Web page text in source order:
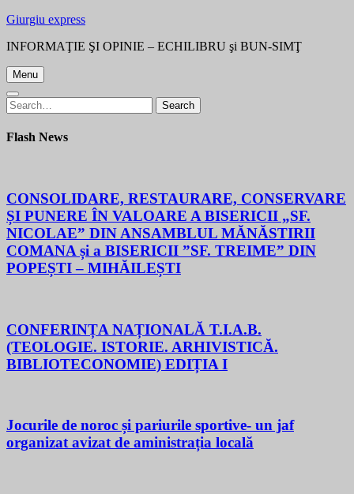
Giurgiu express
INFORMAŢIE ŞI OPINIE – ECHILIBRU şi BUN-SIMŢ
Menu
Search
for:
Search
Flash News
CONSOLIDARE, RESTAURARE, CONSERVARE
ȘI PUNERE ÎN VALOARE A BISERICII „SF.
NICOLAE” DIN ANSAMBLUL MĂNĂSTIRII
COMANA și a BISERICII ”SF. TREIME” DIN
POPEȘTI – MIHĂILEȘTI
CONFERINȚA NAȚIONALĂ T.I.A.B.
(TEOLOGIE. ISTORIE. ARHIVISTICĂ.
BIBLIOTECONOMIE) EDIȚIA I
Jocurile de noroc și pariurile sportive- un jaf
organizat avizat de aministrația locală